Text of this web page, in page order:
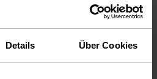
Details Über Cookies
Kollektion ist immer die
Komfort für deine
Freien.